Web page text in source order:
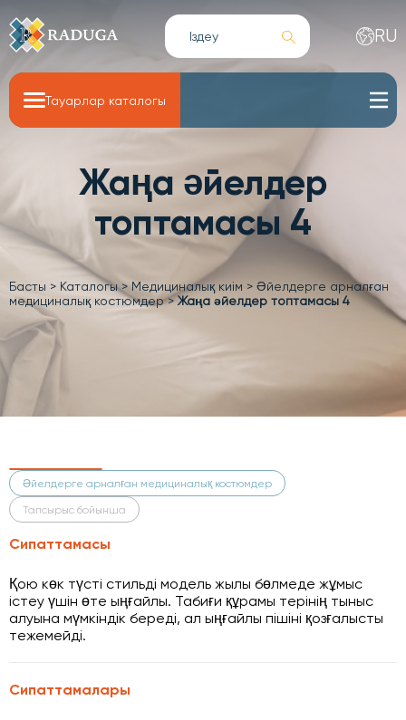
RU
Тауарлар каталогы
Жаңа әйелдер
топтамасы 4
Басты > Каталогы>Медициналық киім > Әйелдерге арналған
медициналық костюмдер>Жаңа әйелдер топтамасы 4
Әйелдерге арналған медициналық костюмдер
Тапсырыс бойынша
Сипаттамасы
Қою көк түсті стильді модель жылы бөлмеде жұмыс
істеу үшін өте ыңғайлы. Табиғи құрамы терінің тыныс
алуына мүмкіндік береді, ал ыңғайлы пішіні қозғалысты
тежемейді.
Сипаттамалары